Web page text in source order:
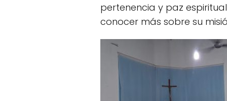
pertenencia y paz
conocer más sobre su